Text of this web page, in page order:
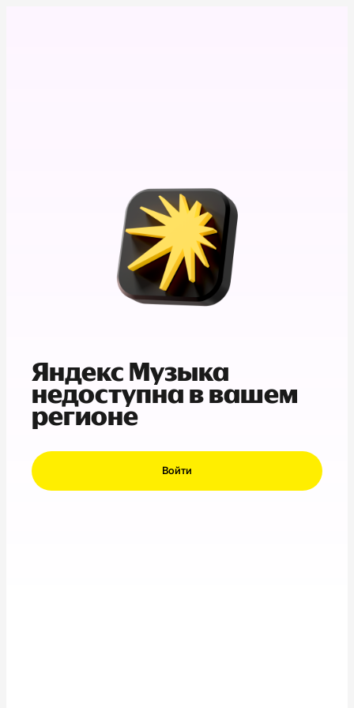
Яндекс Музыка
недоступна в вашем
регионе
Войти